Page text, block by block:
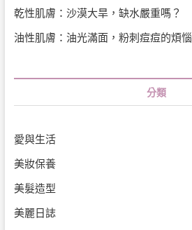
乾性肌膚：沙漠大旱，缺水嚴重嗎？
油性肌膚：油光滿面，粉刺痘痘的煩惱
分類
愛與生活
美妝保養
美髮造型
美麗日誌